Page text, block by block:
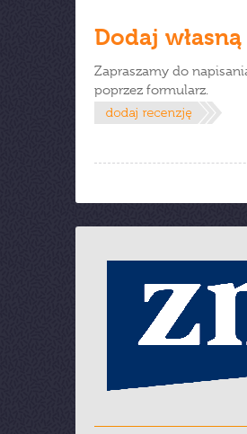
Dodaj
Zapraszamy do
poprzez formularz.